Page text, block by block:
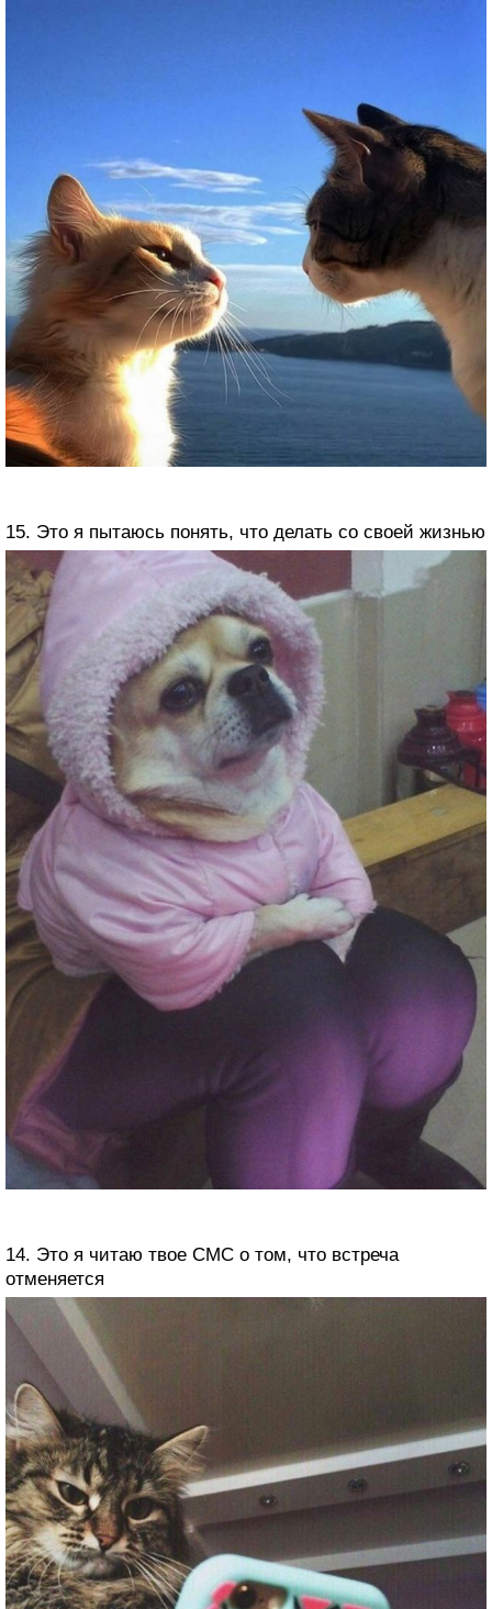
15. Это я пытаюсь понять, что делать со своей жизнью
14. Это я читаю твое СМС о том, что встреча
отменяется